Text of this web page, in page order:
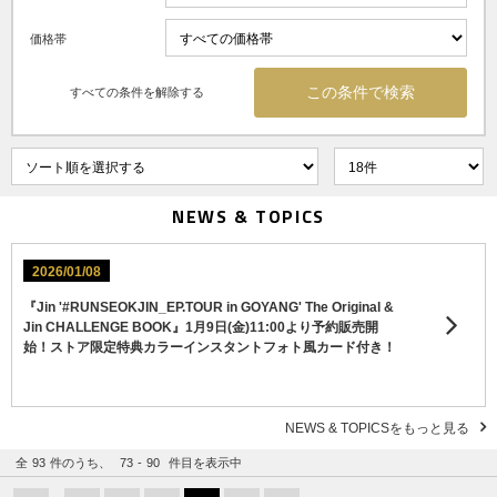
価格帯
すべての条件を解除する
NEWS & TOPICS
2026/01/08
『Jin '#RUNSEOKJIN_EP.TOUR in GOYANG' The Original &
Jin CHALLENGE BOOK』1月9日(金)11:00より予約販売開
始！ストア限定特典カラーインスタントフォト風カード付き！
NEWS & TOPICSをもっと見る
全 93 件のうち、 73 - 90 件目を表示中